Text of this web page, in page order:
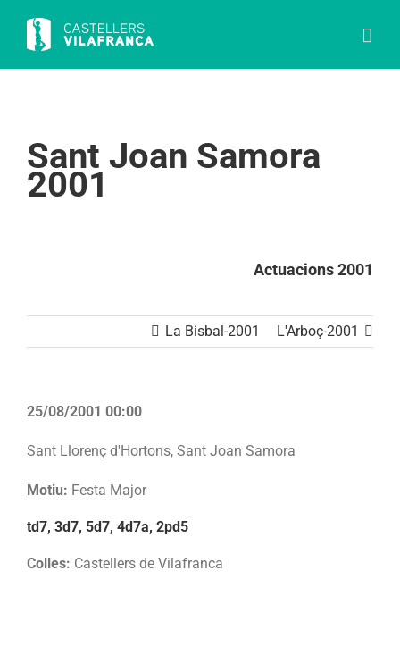
content
Sant Joan Samora
2001
Actuacions 2001
La Bisbal-2001 L'Arboç-2001
25/08/2001 00:00
Sant Llorenç d'Hortons, Sant Joan Samora
Motiu: Festa Major
td7, 3d7, 5d7, 4d7a, 2pd5
Colles: Castellers de Vilafranca